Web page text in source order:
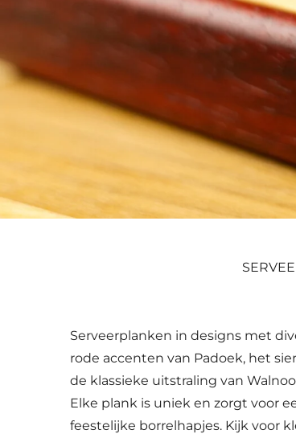
Serveerplanken in designs met
rode accenten van Padoek, het
de klassieke uitstraling van
Elke plank is uniek en zorgt voor
feestelijke borrelhapjes. Kijk voor